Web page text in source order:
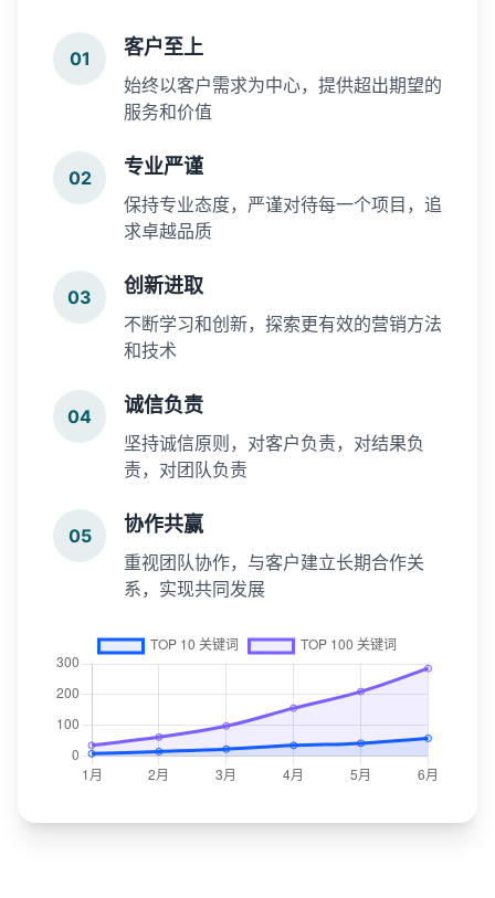
01 客户至上
始终以客户需求为中心，提供超出期望的
服务和价值
02 专业严谨
保持专业态度，严谨对待每一个项目，追
求卓越品质
03 创新进取
不断学习和创新，探索更有效的营销方法
和技术
04 诚信负责
坚持诚信原则，对客户负责，对结果负
责，对团队负责
05 协作共赢
重视团队协作，与客户建立长期合作关
系，实现共同发展